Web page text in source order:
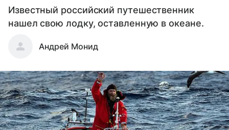
Известный российский путешественник
нашел свою лодку, оставленную в океане.
Андрей Монид